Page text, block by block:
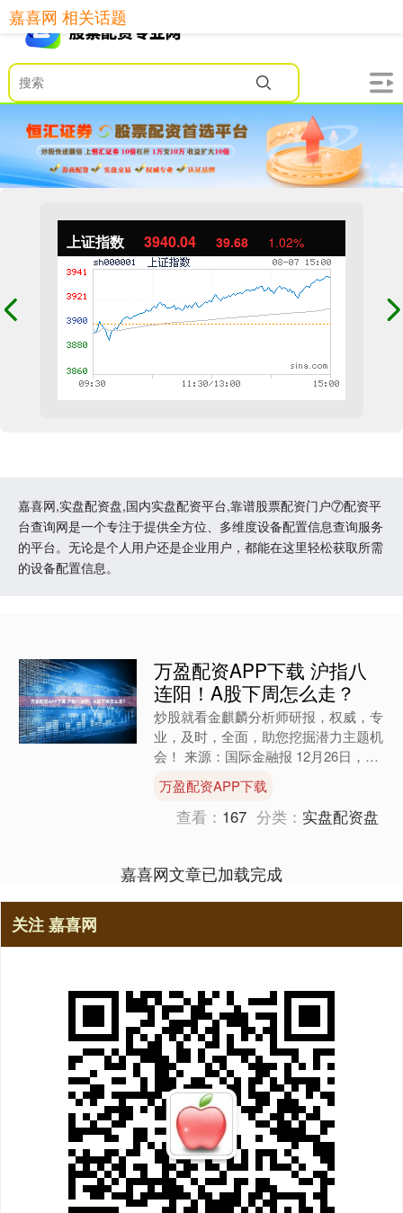
上证指数 3940.04 39.68 1.02%
嘉喜网,实盘配资盘,国内实盘配资平台,靠谱股票配资门户⑦配资平
台查询网是一个专注于提供全方位、多维度设备配置信息查询服务
的平台。无论是个人用户还是企业用户，都能在这里轻松获取所需
的设备配置信息。
嘉喜网 相关话题
万盈配资APP下载 沪指八
连阳！A股下周怎么走？
炒股就看金麒麟分析师研报，权威，专
业，及时，全面，助您挖掘潜力主题机
会！ 来源：国际金融报 12月26日，A
股三大指数小幅收红，为本周行情收
官，沪指日线拉出八连....
万盈配资APP下载
查看： 167 分类： 实盘配资盘
嘉喜网文章已加载完成
关注 嘉喜网